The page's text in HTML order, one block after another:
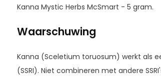
Kanna Mystic Herbs McSmart - 5 gram.
Waarschuwing
Kanna (Sceletium toruosum) werkt als
(SSRI). Niet combineren met andere